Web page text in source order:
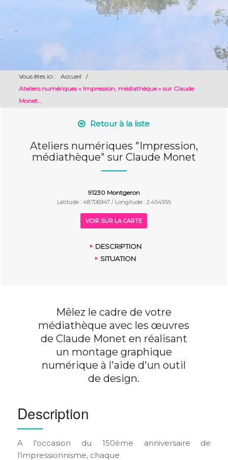
Vous êtes ici : Accueil
/
Ateliers numériques « Impression, médiathèque » sur Claude
Monet...
Retour à la liste
Ateliers numériques "Impression,
médiathèque" sur Claude Monet
91230 Montgeron
Latitude : 48.706947 / Longitude : 2.454555
VOIR SUR LA CARTE
DESCRIPTION
SITUATION
Mêlez le cadre de votre
médiathèque avec les œuvres
de Claude Monet en réalisant
un montage graphique
numérique à l'aide d'un outil
de design.
Description
A l’occasion du 150ème anniversaire de
l’impressionnisme, chaque